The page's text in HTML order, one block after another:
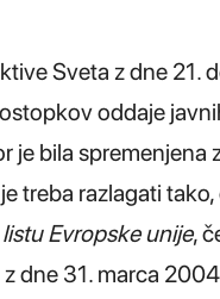
Sveta z dne 21.
oddaje
je bila
treba razlagati
Evropske unije,
dne 31. marca